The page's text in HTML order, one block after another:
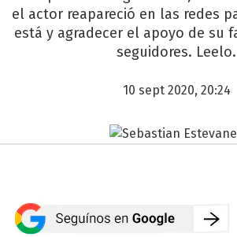
el actor reapareció en las redes
está y agradecer el apoyo de su
seguidores. Leelo.
10 sept 2020, 20:24